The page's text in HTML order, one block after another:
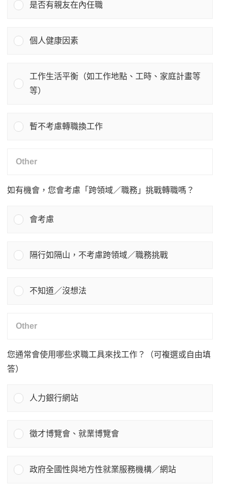
是否有親友在內任職
個人健康因素
工作生活平衡（如工作地點、工時、家庭計畫等
等）
暫不考慮轉職換工作
如有機會，您會考慮「跨領域／職務」挑戰轉職嗎？
會考慮
隔行如隔山，不考慮跨領域／職務挑戰
不知道／沒想法
您通常會使用哪些求職工具來找工作？（可複選或自由填
答）
人力銀行網站
徵才博覽會、就業博覽會
政府全國性與地方性就業服務機構／網站